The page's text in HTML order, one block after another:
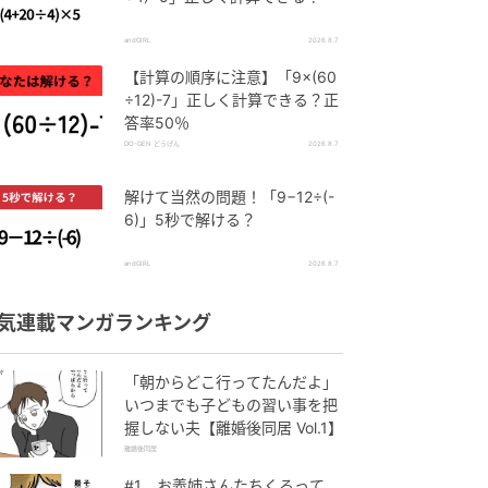
andGIRL 2026.8.7
【計算の順序に注意】「9×(60
÷12)-7」正しく計算できる？正
答率50％
DO-GEN どうげん 2026.8.7
解けて当然の問題！「9−12÷(-
6)」5秒で解ける？
andGIRL 2026.8.7
連載マンガランキング
「朝からどこ行ってたんだよ」
いつまでも子どもの習い事を把
握しない夫【離婚後同居 Vol.1】
離婚後同居